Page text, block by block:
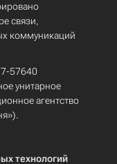
связи,
коммуникаций
57640
унитарное
агентство
технологий